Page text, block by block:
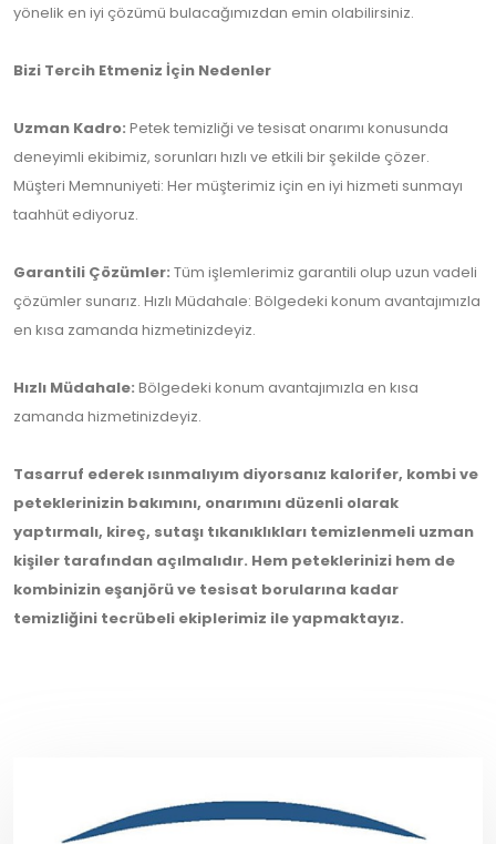
yönelik en iyi çözümü bulacağımızdan emin olabilirsiniz.
Bizi Tercih Etmeniz İçin Nedenler
Uzman Kadro: Petek temizliği ve tesisat onarımı konusunda
deneyimli ekibimiz, sorunları hızlı ve etkili bir şekilde çözer.
Müşteri Memnuniyeti: Her müşterimiz için en iyi hizmeti sunmayı
taahhüt ediyoruz.
Garantili Çözümler: Tüm işlemlerimiz garantili olup uzun vadeli
çözümler sunarız. Hızlı Müdahale: Bölgedeki konum avantajımızla
en kısa zamanda hizmetinizdeyiz.
Hızlı Müdahale: Bölgedeki konum avantajımızla en kısa
zamanda hizmetinizdeyiz.
Tasarruf ederek ısınmalıyım diyorsanız kalorifer, kombi ve
peteklerinizin bakımını, onarımını düzenli olarak
yaptırmalı, kireç, sutaşı tıkanıklıkları temizlenmeli uzman
kişiler tarafından açılmalıdır. Hem peteklerinizi hem de
kombinizin eşanjörü ve tesisat borularına kadar
temizliğini tecrübeli ekiplerimiz ile yapmaktayız.